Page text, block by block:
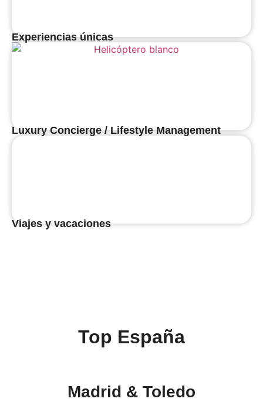
Experiencias únicas
Luxury Concierge / Lifestyle Management
Viajes y vacaciones
Top España
Madrid & Toledo